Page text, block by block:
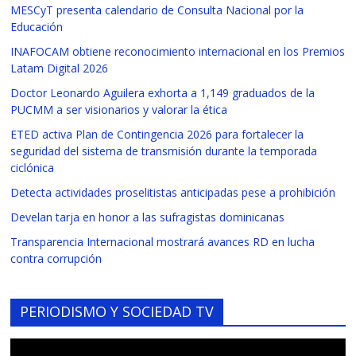
MESCyT presenta calendario de Consulta Nacional por la
Educación
INAFOCAM obtiene reconocimiento internacional en los Premios
Latam Digital 2026
Doctor Leonardo Aguilera exhorta a 1,149 graduados de la
PUCMM a ser visionarios y valorar la ética
ETED activa Plan de Contingencia 2026 para fortalecer la
seguridad del sistema de transmisión durante la temporada
ciclónica
Detecta actividades proselitistas anticipadas pese a prohibición
Develan tarja en honor a las sufragistas dominicanas
Transparencia Internacional mostrará avances RD en lucha
contra corrupción
PERIODISMO Y SOCIEDAD TV